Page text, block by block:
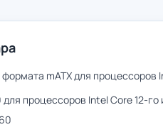
mATX для процессоров
для процессоров Intel Core 12-го